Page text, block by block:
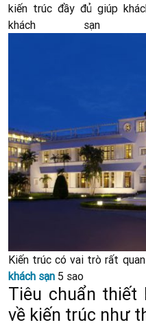
kiến trúc đầy đủ giúp
khách sạn
Kiến trúc có vai trò rất
khách sạn 5 sao
Tiêu chuẩn thiết
về kiến trúc như